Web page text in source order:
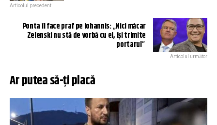
Articolul precedent
Ponta îl face praf pe Iohannis: „Nici măcar
Zelenski nu stă de vorbă cu el, își trimite
portarul”
Articolul următor
Ar putea să-ți placă